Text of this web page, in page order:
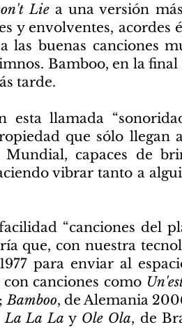
Lie a una versión
y envolventes, acordes
buenas canciones
Bamboo, en la
tarde.
llamada
que sólo llegan
capaces de
vibrar tanto a
“canciones del
que, con nuestra
para enviar al
canciones como
Bamboo, de Alemania
La La La y Ole Ola, de